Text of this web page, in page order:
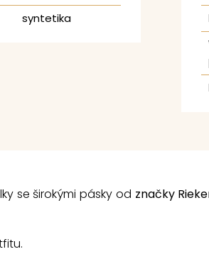
syntetika
se širokými pásky od značky